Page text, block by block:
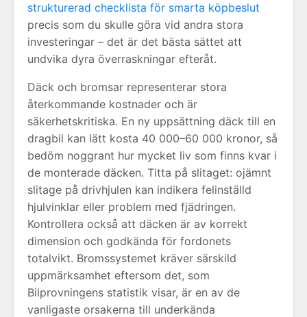
strukturerad checklista för smarta köpbeslut
precis som du skulle göra vid andra stora
investeringar – det är det bästa sättet att
undvika dyra överraskningar efteråt.
Däck och bromsar representerar stora
återkommande kostnader och är
säkerhetskritiska. En ny uppsättning däck till en
dragbil kan lätt kosta 40 000–60 000 kronor, så
bedöm noggrant hur mycket liv som finns kvar i
de monterade däcken. Titta på slitaget: ojämnt
slitage på drivhjulen kan indikera felinställd
hjulvinklar eller problem med fjädringen.
Kontrollera också att däcken är av korrekt
dimension och godkända för fordonets
totalvikt. Bromssystemet kräver särskild
uppmärksamhet eftersom det, som
Bilprovningens statistik visar, är en av de
vanligaste orsakerna till underkända